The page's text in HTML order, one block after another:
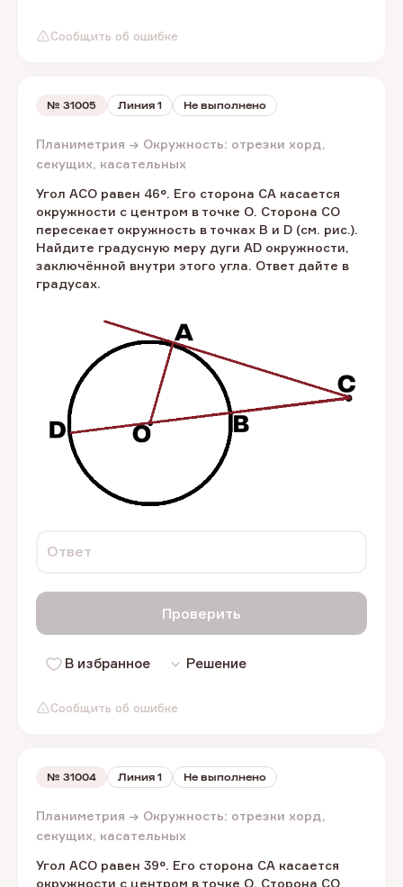
Сообщить об ошибке
№ 31005 Линия 1 Не выполнено
Сообщить об ошибке
Планиметрия → Окружность: отрезки хорд,
секущих, касательных
Угол ACO равен 46°. Его сторона CA касается
окружности с центром в точке O. Сторона CO
пересекает окружность в точках B и D (см. рис.).
Найдите градусную меру дуги AD окружности,
заключённой внутри этого угла. Ответ дайте в
градусах.
Ответ
Проверить
В избранное Решение
№ 31004 Линия 1 Не выполнено
Планиметрия → Окружность: отрезки хорд,
секущих, касательных
Угол ACO равен 39°. Его сторона CA касается
окружности с центром в точке O. Сторона CO